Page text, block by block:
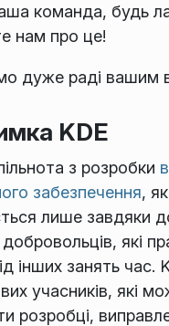
команда, будь
нам про це!
дуже раді вашим
KDE
з розробки
забезпечення,
лише завдяки
добровольців, які
інших занять час.
учасників, які
розробці,